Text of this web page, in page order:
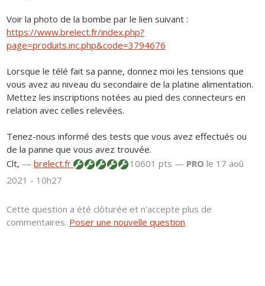
Voir la photo de la bombe par le lien suivant :
https://www.brelect.fr/index.php?
page=produits.inc.php&code=3794676
Lorsque le télé fait sa panne, donnez moi les tensions que
vous avez au niveau du secondaire de la platine alimentation.
Mettez les inscriptions notées au pied des connecteurs en
relation avec celles relevées.
Tenez-nous informé des tests que vous avez effectués ou
de la panne que vous avez trouvée.
Clt, —brelect.fr 10601 pts — PRO le 17 aoû
2021 - 10h27
Cette question a été clôturée et n'accepte plus de
commentaires. Poser une nouvelle question